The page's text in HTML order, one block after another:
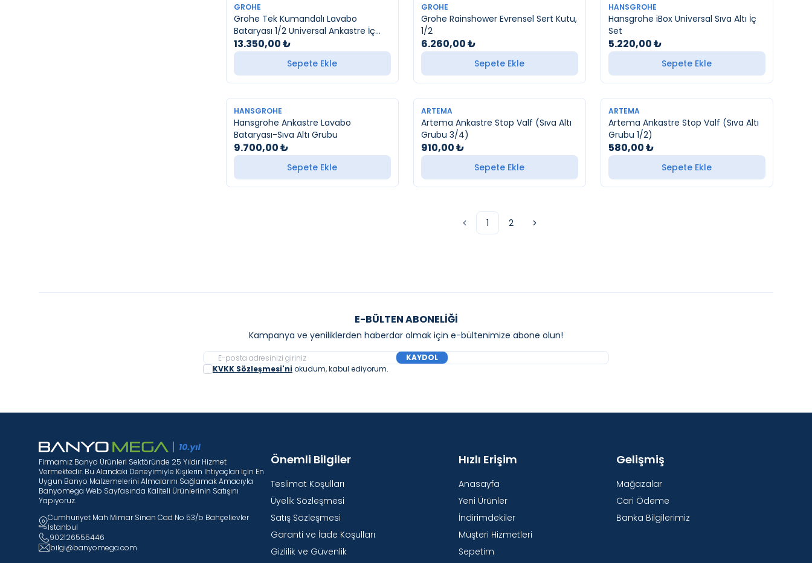
YENI
GROHE
Grohe Tek Kumandalı Lavabo
Bataryası 1/2 Universal Ankastre İç
Gövde
13.350,00₺
Sepete Ekle
YENI
GROHE
Grohe Rainshower Evrensel Sert Kutu,
1/2
6.260,00₺
Sepete Ekle
YENI
HANSGROHE
Hansgrohe iBox Universal Sıva Altı İç
Set
5.220,00₺
Sepete Ekle
YENI
HANSGROHE
Hansgrohe Ankastre Lavabo
Bataryası-Sıva Altı Grubu
9.700,00₺
Sepete Ekle
YENI
ARTEMA
Artema Ankastre Stop Valf (Sıva Altı
Grubu 3/4)
910,00₺
Sepete Ekle
YENI
ARTEMA
Artema Ankastre Stop Valf (Sıva Altı
Grubu 1/2)
580,00₺
Sepete Ekle
1 2
E-BÜLTEN ABONELIĞI
Kampanya ve yeniliklerden haberdar olmak için e-bültenimize abone olun!
KAYDOL
KVKK Sözleşmesi'ni okudum, kabul ediyorum.
Firmamız Banyo Ürünleri Sektöründe 25 Yıldır Hizmet
Vermektedir. Bu Alandaki Deneyimiyle Kişilerin Ihtiyaçları Için En
Uygun Banyo Malzemelerini Almalarını Sağlamak Amacıyla
Banyomega Web Sayfasında Kaliteli Ürünlerinin Satışını
Yapıyoruz.
Cumhuriyet Mah Mimar Sinan Cad No 53/b Bahçelievler
İstanbul
902126555446
bilgi@banyomega.com
Önemli Bilgiler
Teslimat Koşulları
Üyelik Sözleşmesi
Satış Sözleşmesi
Garanti ve İade Koşulları
Gizlilik ve Güvenlik
Hızlı Erişim
Anasayfa
Yeni Ürünler
İndirimdekiler
Müşteri Hizmetleri
Sepetim
Gelişmiş
Mağazalar
Cari Ödeme
Banka Bilgilerimiz